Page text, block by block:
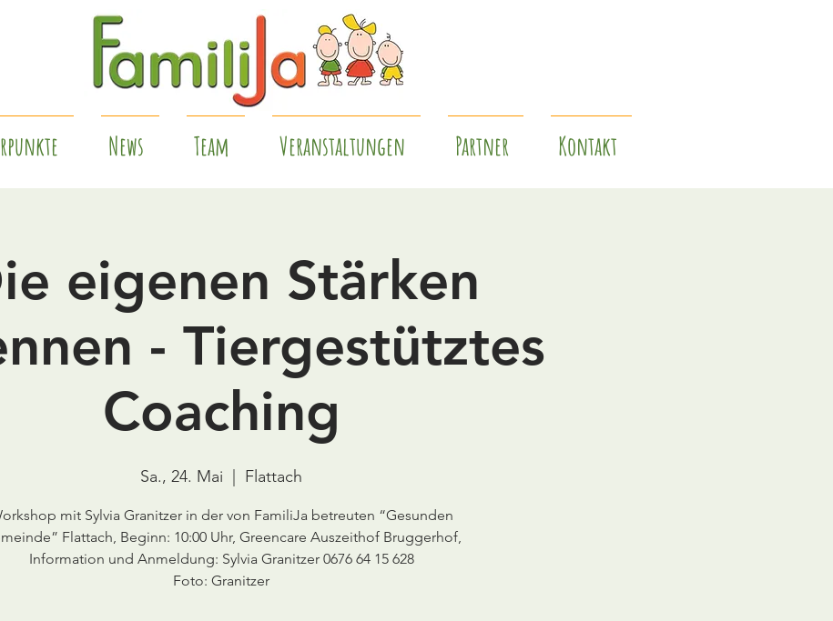
News Team Veranstaltungen Partner Kontakt
eigenen Stärken
- Tiergestütztes
Coaching
Sa., 24. Mai Flattach
mit Sylvia Granitzer in der von FamiliJa betreuten “Gesunden
Flattach, Beginn: 10:00 Uhr, Greencare Auszeithof Bruggerhof,
Information und Anmeldung: Sylvia Granitzer 0676 64 15 628
Foto: Granitzer